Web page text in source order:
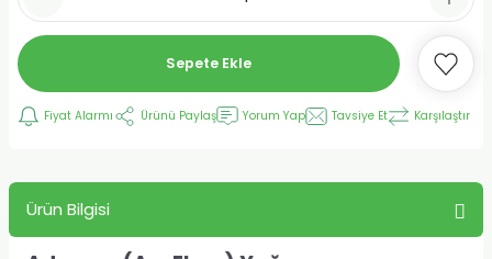
Sepete Ekle
Fiyat Alarmı Ürünü Paylaş Yorum Yap Tavsiye Et Karşılaştır
Ürün Bilgisi